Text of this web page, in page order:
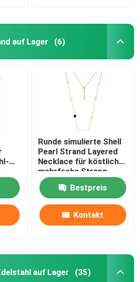
auf Lager (6)
Runde simulierte Shell
Pearl Strand Layered
Necklace für köstliche
mehrfache Strang-
lange Halskette
Bestpreis
Kontakt
auf Lager (35)